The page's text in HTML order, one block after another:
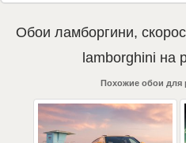
Обои ламборгини,
lamborghini на
Похожие обои для